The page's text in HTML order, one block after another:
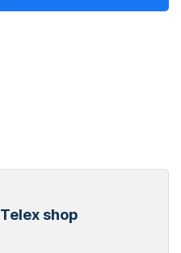
Telex shop